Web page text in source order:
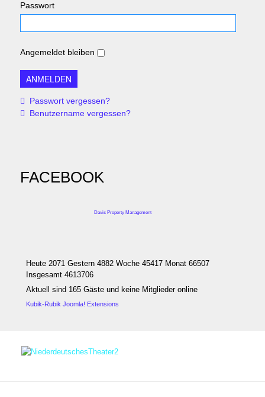
Passwort
Angemeldet bleiben
Passwort vergessen?
Benutzername vergessen?
FACEBOOK
Davis Property Management
Heute 2071 Gestern 4882 Woche 45417 Monat 66507
Insgesamt 4613706
Aktuell sind 165 Gäste und keine Mitglieder online
Kubik-Rubik Joomla! Extensions